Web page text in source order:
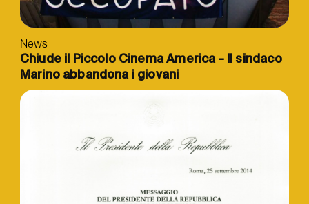
News
Chiude il Piccolo Cinema America - Il sindaco
Marino abbandona i giovani